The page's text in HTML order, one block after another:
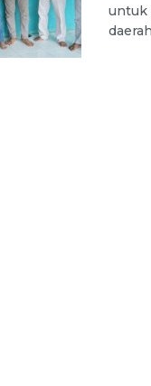
untuk